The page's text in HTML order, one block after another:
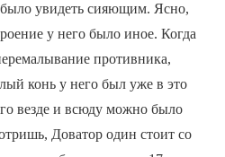
увидеть сияющим. Ясно,
у него было иное. Когда
противника,
конь у него был уже в это
везде и всюду можно было
Доватор один стоит со